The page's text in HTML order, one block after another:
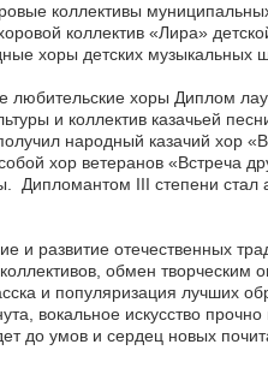
коллективы
коллектив «Лира»
хоры детских
хоры Диплом
и коллектив казачьей
народный казачий хор
хор ветеранов «Встреча
Дипломантом III степени
и развитие отечественных
обмен творческим
и популяризация лучших
вокальное искусство
до умов и сердец новых